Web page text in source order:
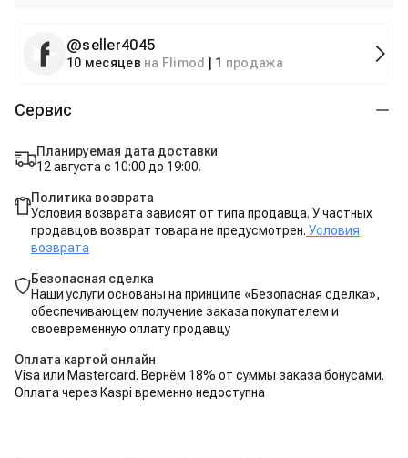
@seller4045
10 месяцев на Flimod 1 продажа
Сервис
Планируемая дата доставки
12 августа с 10:00 до 19:00.
Политика возврата
Условия возврата зависят от типа продавца. У частных
продавцов возврат товара не предусмотрен. Условия
возврата
Безопасная сделка
Наши услуги основаны на принципе «Безопасная сделка»,
обеспечивающем получение заказа покупателем и
своевременную оплату продавцу
Оплата картой онлайн
Visa или Mastercard. Вернём 18% от суммы заказа бонусами.
Оплата через Kaspi временно недоступна